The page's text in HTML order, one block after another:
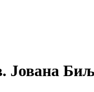
Јована